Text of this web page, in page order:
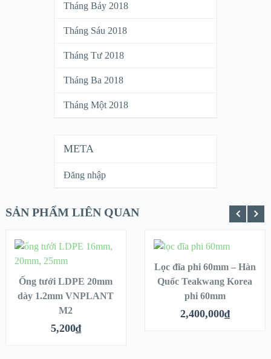
Tháng Bảy 2018
Tháng Sáu 2018
Tháng Tư 2018
Tháng Ba 2018
Tháng Một 2018
META
Đăng nhập
SẢN PHẨM LIÊN QUAN
QUICK LOOK
VIEW DETAILS
THÊM VÀO GIỎ HÀNG
Ống tưới LDPE 20mm
dày 1.2mm VNPLANT
M2
5,200₫
QUICK LOOK
VIEW DETAILS
THÊM VÀO GIỎ
Lọc đĩa phi 60mm – Hàn
Quốc Teakwang Korea
phi 60mm
2,400,000₫